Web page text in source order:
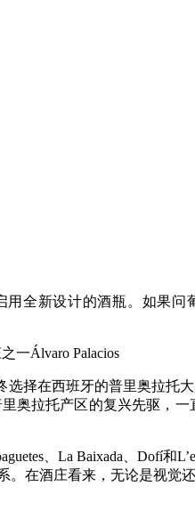
全新设计的酒瓶。如果
择在西班牙的普里奥拉
拉托产区的复兴先驱，一
、La Baixada、Dofí和
在酒庄看来，无论是视觉